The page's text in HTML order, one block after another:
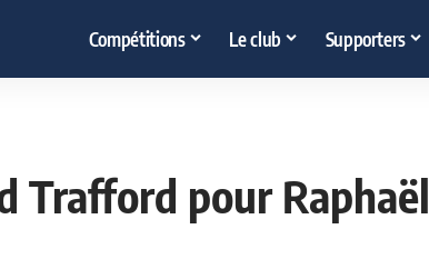
Compétitions Le club Supporters
Trafford pour Raphaël